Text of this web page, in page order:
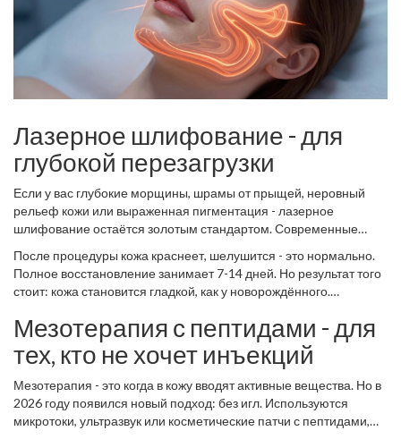
Лазерное шлифование - для
глубокой перезагрузки
Если у вас глубокие морщины, шрамы от прыщей, неровный
рельеф кожи или выраженная пигментация - лазерное
шлифование остаётся золотым стандартом. Современные
воздействуют на кожу точечно, оставляя здоровые участки
между обработанными зонами. Это ускоряет заживление.
После процедуры кожа краснеет, шелушится - это нормально.
Полное восстановление занимает 7-14 дней. Но результат того
стоит: кожа становится гладкой, как у новорождённого.
становятся менее заметными. Обычно делают 1-3 сеанса с
интервалом в 2-3 месяца. Это не «уход», это реставрация.
Подходит тем, кто готов потратить две недели на
восстановление ради долгосрочного эффекта.
Мезотерапия с пептидами - для
тех, кто не хочет инъекций
Мезотерапия - это когда в кожу вводят активные вещества. Но в
2026 году появился новый подход: без игл. Используются
микротоки, ультразвук или косметические патчи с пептидами,